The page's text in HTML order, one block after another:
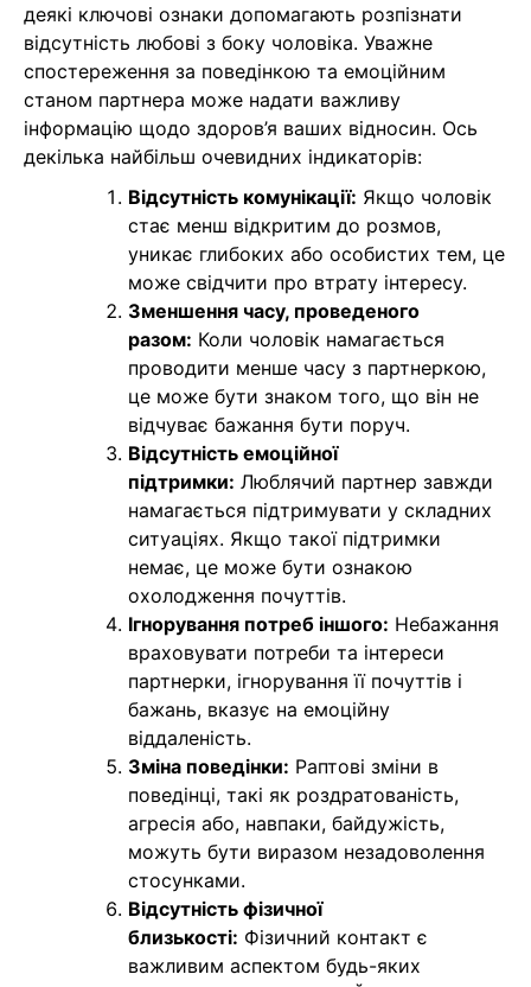
деякі ключові ознаки допомагають розпізнати
відсутність любові з боку чоловіка. Уважне
спостереження за поведінкою та емоційним
станом партнера може надати важливу
інформацію щодо здоров’я ваших відносин. Ось
декілька найбільш очевидних індикаторів:
Відсутність комунікації: Якщо чоловік
стає менш відкритим до розмов,
уникає глибоких або особистих тем, це
може свідчити про втрату інтересу.
Зменшення часу, проведеного
разом: Коли чоловік намагається
проводити менше часу з партнеркою,
це може бути знаком того, що він не
відчуває бажання бути поруч.
Відсутність емоційної
підтримки: Люблячий партнер завжди
намагається підтримувати у складних
ситуаціях. Якщо такої підтримки
немає, це може бути ознакою
охолодження почуттів.
Ігнорування потреб іншого: Небажання
враховувати потреби та інтереси
партнерки, ігнорування її почуттів і
бажань, вказує на емоційну
віддаленість.
Зміна поведінки: Раптові зміни в
поведінці, такі як роздратованість,
агресія або, навпаки, байдужість,
можуть бути виразом незадоволення
стосунками.
Відсутність фізичної
близькості: Фізичний контакт є
важливим аспектом будь-яких